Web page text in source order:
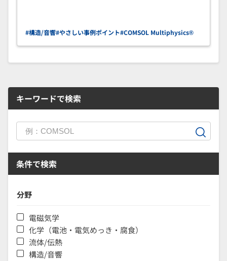
#構造/音響#やさしい事例ポイント#COMSOL Multiphysics®
キーワードで検索
条件で検索
分野
電磁気学
化学（電池・電気めっき・腐食）
流体/伝熱
構造/音響